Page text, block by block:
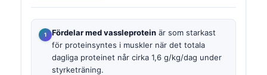
Fördelar med vassleprotein är som starkast
för proteinsyntes i muskler när det totala
dagliga proteinet når cirka 1,6 g/kg/dag under
styrketräning.